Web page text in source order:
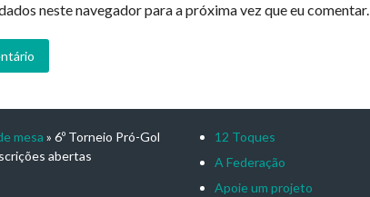
neste navegador para a próxima vez que eu comentar.
mesa » 6º Torneio Pró-Gol
abertas
12 Toques
A Federação
Apoie um projeto